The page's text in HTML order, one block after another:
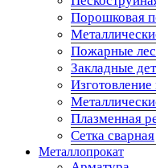
Порошковая
Пожарные
Закладные
Плазменная
Сетка сварная
Металлопрокат